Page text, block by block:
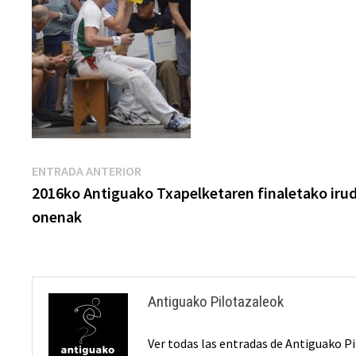
Navegación
de
ENTRADA ANTERIOR
anterior:
2016ko Antiguako Txapelketaren finaletako
onenak
Antiguako Pilotazaleok
Ver todas las entradas de Antiguako